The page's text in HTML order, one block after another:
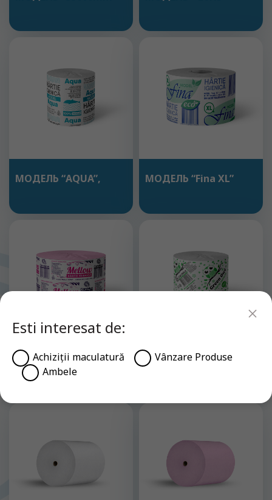
МОДЕЛЬ “AQUA”, МОДЕЛЬ “Fina XL”
МОДЕЛЬ “ Mellow” МОДЕЛЬ “Green Owl”
Esti interesat de:
Achiziții maculatură
Vânzare Produse
Ambele